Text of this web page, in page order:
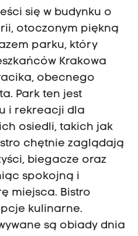
się w budynku o
otoczonym piękną
parku, który
Krakowa
obecnego
Park ten jest
i rekreacji dla
osiedli, takich jak
chętnie zaglądają
biegacze oraz
spokojną i
miejsca. Bistro
kulinarne.
są obiady dnia